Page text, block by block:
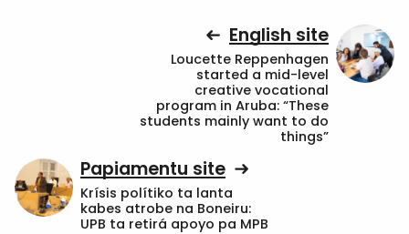
English site
Loucette Reppenhagen
started a mid-level
creative vocational
program in Aruba: “These
students mainly want to do
things”
Papiamentu site
Krísis polítiko ta lanta
kabes atrobe na Boneiru:
UPB ta retirá apoyo pa MPB